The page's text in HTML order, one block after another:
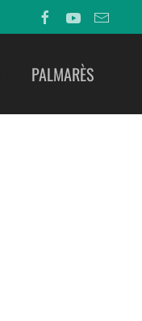
PALMARÈS